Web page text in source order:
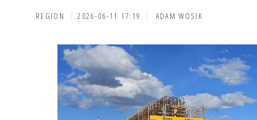
REGION 2026-06-11 17:19 ADAM WOSIK